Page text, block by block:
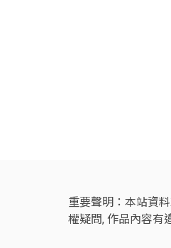
重要聲明：本站資
權疑問, 作品內容有